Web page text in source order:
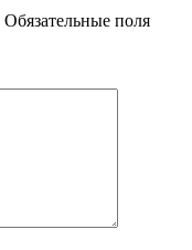
Обязательные поля